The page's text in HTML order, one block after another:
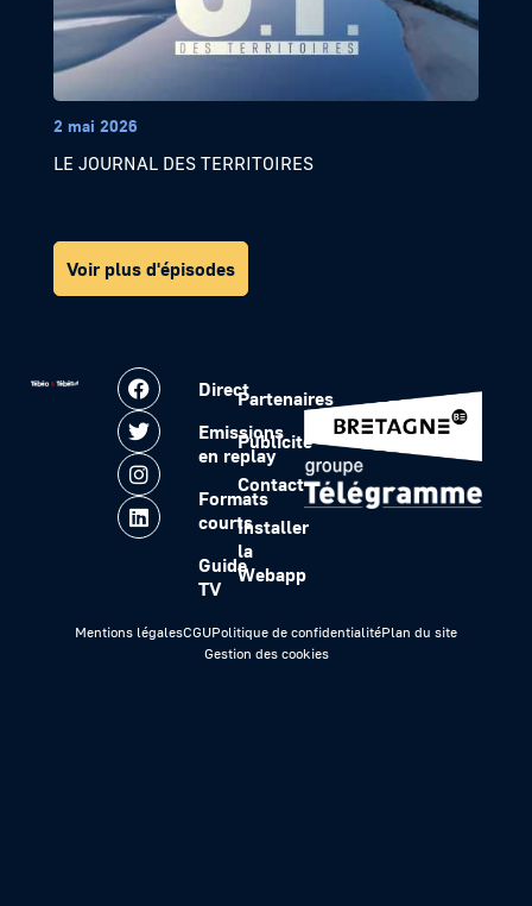
2 mai 2026
LE JOURNAL DES TERRITOIRES
Voir plus d'épisodes
Direct
Emissions
en replay
Formats
courts
Guide
TV
Partenaires
Publicité
Contact
Installer
la
Webapp
Mentions légalesCGUPolitique de confidentialitéPlan du site
Gestion des cookies